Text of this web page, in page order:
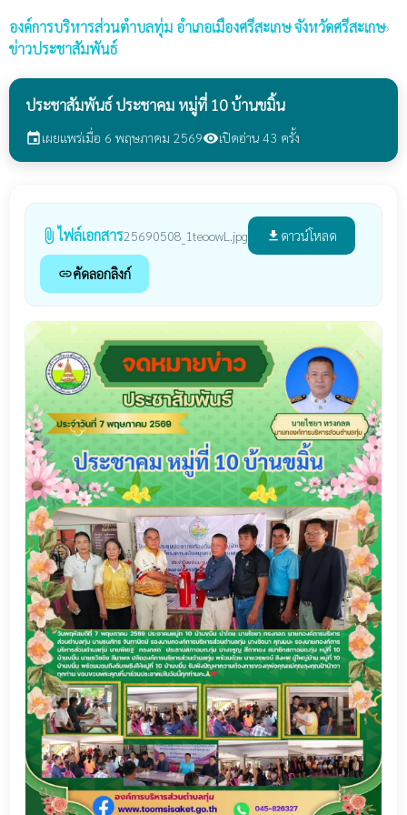
องค์การบริหารส่วนตำบลทุ่ม อำเภอเมืองศรีสะเกษ จังหวัดศรีสะเกษ›
ข่าวประชาสัมพันธ์
ประชาสัมพันธ์ ประชาคม หมู่ที่ 10 บ้านขมิ้น
eventเผยแพร่เมื่อ 6 พฤษภาคม 2569visibilityเปิดอ่าน 43 ครั้ง
attach_file ไฟล์เอกสาร25690508_1teoowL.jpg file_download ดาวน์โหลด
linkคัดลอกลิงก์